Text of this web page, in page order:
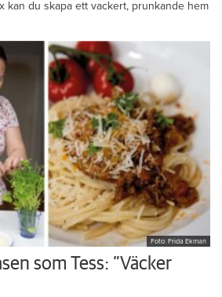
kan du skapa ett vackert, prunkande hem
Foto: Frida Ekman
som Tess: ”Väcker